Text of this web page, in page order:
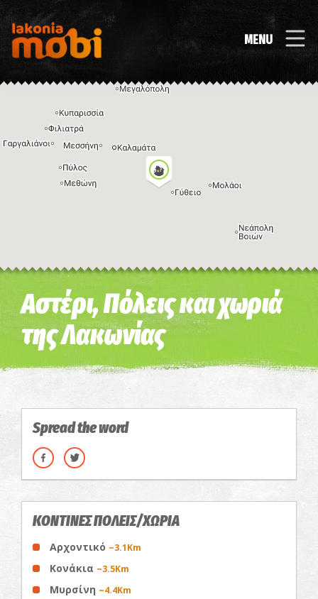
MENU
Η εικόνα ενδέχεται να υπόκειται σε πνευματικά δικαιώματα Όροι
Αστέρι, Πόλεις και χωριά
της Λακωνίας
Spread the word
ΚΟΝΤΙΝΕΣ ΠΟΛΕΙΣ/ΧΩΡΙΑ
Αρχοντικό ~3.1Km
Κονάκια ~3.5Km
Μυρσίνη ~4.4Km